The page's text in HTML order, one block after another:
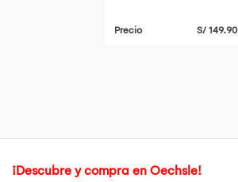
Precio S/ 149.90
¡Descubre y compra en Oechsle!